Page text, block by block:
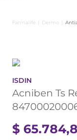
Dermo
ISDIN
Acniben Ts
$ 65.784,